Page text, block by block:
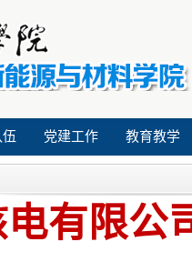
党建工作 教育教学
有限公